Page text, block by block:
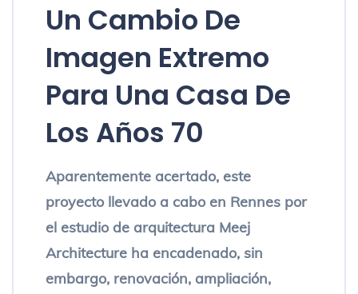
Un Cambio De
Imagen Extremo
Para Una Casa De
Los Años 70
Aparentemente acertado, este
proyecto llevado a cabo en Rennes por
el estudio de arquitectura Meej
Architecture ha encadenado, sin
embargo, renovación, ampliación,